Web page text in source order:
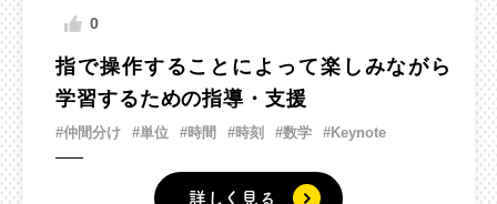
0
指で操作することによって楽しみながら
学習するための指導・支援
#仲間分け #単位 #時間 #時刻 #数学 #Keynote
詳しく見る